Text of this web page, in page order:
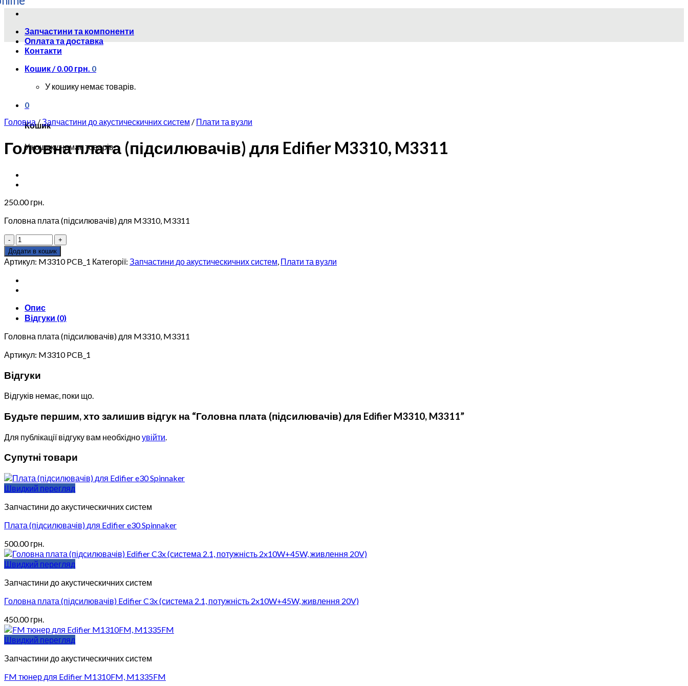
Skip
contentЗапчастини та компоненти
Оплата та доставка
Контакти
Кошик /0.00 грн. 0
У кошику немає товарів.
0
Кошик
У кошику немає товарів.
Головна/Запчастини до акустическичних систем / Плати та вузли
Головна плата (підсилювачів) для Edifier M3310, M3311
250.00грн.
Головна плата (підсилювачів) для M3310, M3311
Головна
плата
(підсилювачів)
для
Edifier
M3310,
кількість
Додати в кошик
Артикул: M3310 PCB_1 Категорії: Запчастини до акустическичних систем, Плати та вузли
Опис
Відгуки (0)
Головна плата (підсилювачів) для M3310, M3311
Артикул: M3310 PCB_1
Відгуки
Відгуків немає, поки що.
Будьте першим, хто залишив відгук на “Головна плата (підсилювачів) для Edifier M3310, M3311”
Для публікації відгуку вам необхідноувійти
Супутні товари
Швидкий перегляд
Запчастини до акустическичних систем
Плата (підсилювачів) для Edifier e30 Spinnaker
500.00грн.
Швидкий перегляд
Запчастини до акустическичних систем
Головна плата (підсилювачів) Edifier C3x (система 2.1, потужність 2x10W+45W, живлення 20V)
450.00грн.
Швидкий перегляд
Запчастини до акустическичних систем
FM тюнер для Edifier M1310FM, M1335FM